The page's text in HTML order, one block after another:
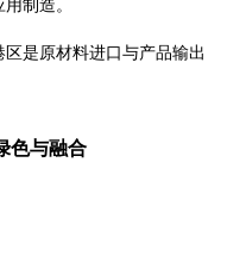
制造。
区是原材料进口与产品输出
色与融合